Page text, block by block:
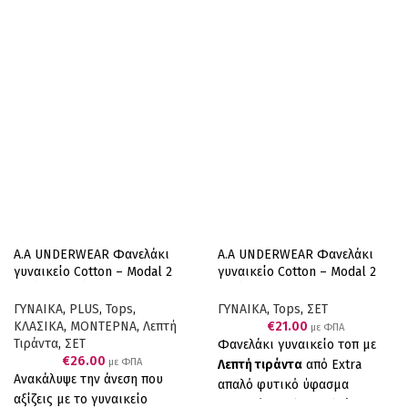
Α.A UNDERWEAR Φανελάκι
γυναικείο Cotton – Modal 2
ΓΥΝΑΙΚΑ, PLUS, Tops,
ΚΛΑΣΙΚΑ, ΜΟΝΤΕΡΝΑ, Λεπτή
Τιράντα, ΣΕΤ
€26.00 με ΦΠΑ
Ανακάλυψε την άνεση που
αξίζεις με το γυναικείο
Α.A UNDERWEAR Φανελάκι
γυναικείο Cotton – Modal 2
ΓΥΝΑΙΚΑ, Tops, ΣΕΤ
€21.00 με ΦΠΑ
Φανελάκι γυναικείο τοπ με
Λεπτή τιράντα από Extra
απαλό φυτικό ύφασμα